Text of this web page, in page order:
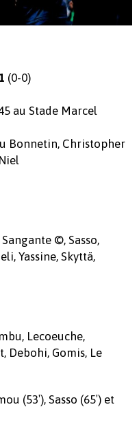
1 (0-0)
au Stade Marcel
Bonnetin, Christopher
©, Sasso,
Yassine, Skyttä,
Lecoeuche,
Debohi, Gomis, Le
(53′), Sasso (65′) et